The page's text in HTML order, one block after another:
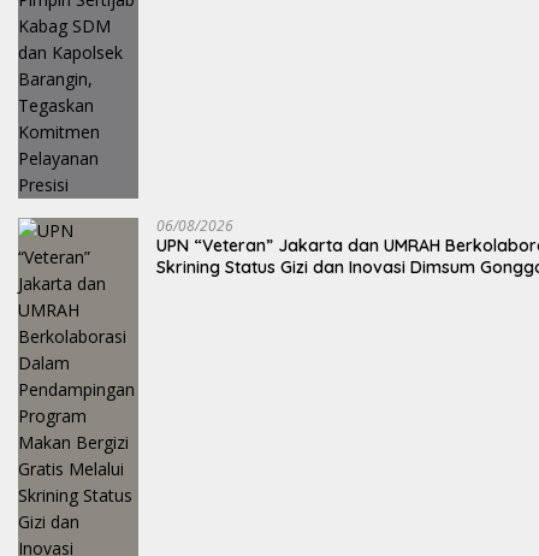
06/08/2026
UPN “Veteran” Jakarta dan UMRAH
Skrining Status Gizi dan Inovasi Dimsum